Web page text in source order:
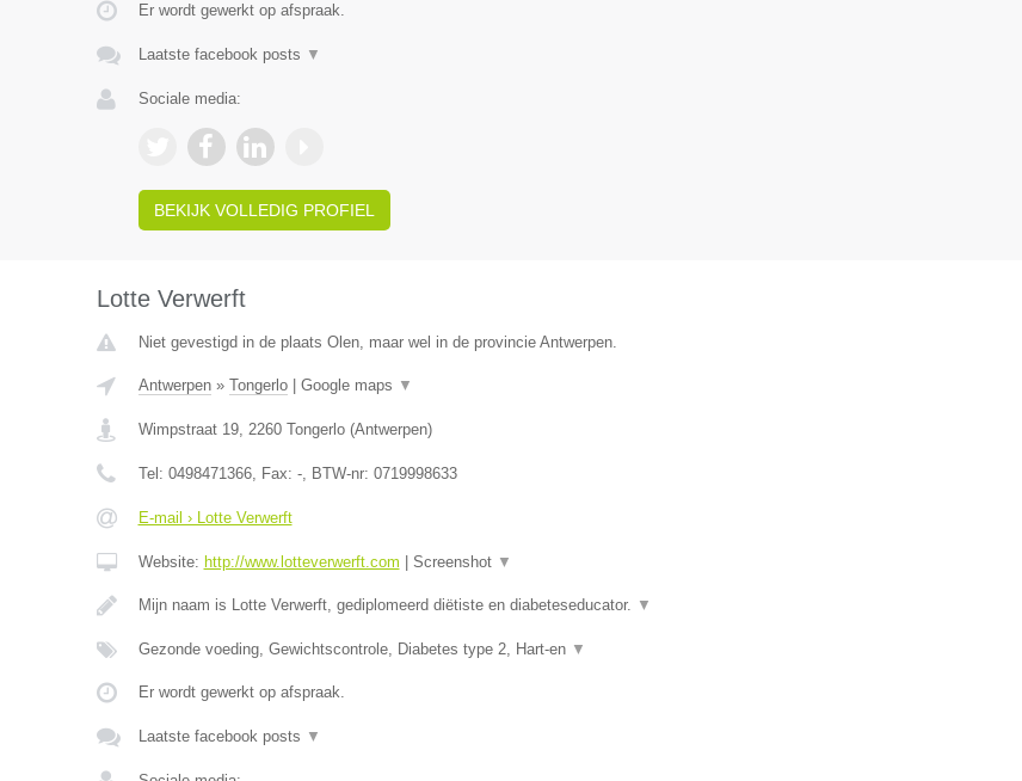
Er wordt gewerkt op afspraak.
Laatste facebook posts ▼
Sociale media:
BEKIJK VOLLEDIG PROFIEL
Lotte Verwerft
Niet gevestigd in de plaats Olen, maar wel in de provincie Antwerpen.
Antwerpen» Tongerlo| Google maps ▼
Wimpstraat 19, 2260 Tongerlo(Antwerpen)
Tel: 0498471366, Fax: -, BTW-nr: 0719998633
E-mail › Lotte Verwerft
Website: http://www.lotteverwerft.com Screenshot ▼
Mijn naam is Lotte Verwerft, gediplomeerd diëtiste en diabeteseducator. ▼
Gezonde voeding, Gewichtscontrole, Diabetes type 2, Hart-en ▼
Er wordt gewerkt op afspraak.
Laatste facebook posts ▼